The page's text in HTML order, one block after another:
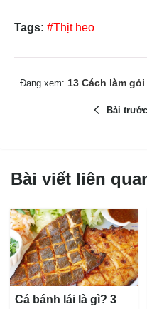
Tags: #Thịt heo
Đang xem: 13 Cách làm gỏi thịt
Bài trước
Bài viết liên
Cá bánh lái là gì? 3